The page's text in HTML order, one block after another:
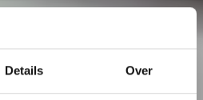
Details Over